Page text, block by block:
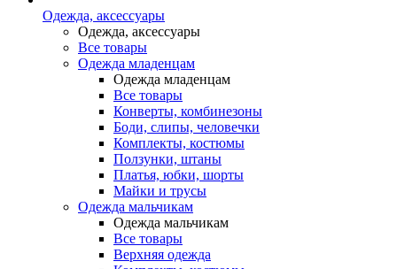
Одежда, аксессуары
Одежда, аксессуары
Все товары
Одежда младенцам
Одежда младенцам
Все товары
Конверты, комбинезоны
Боди, слипы, человечки
Комплекты, костюмы
Ползунки, штаны
Платья, юбки, шорты
Майки и трусы
Одежда мальчикам
Одежда мальчикам
Все товары
Верхняя одежда